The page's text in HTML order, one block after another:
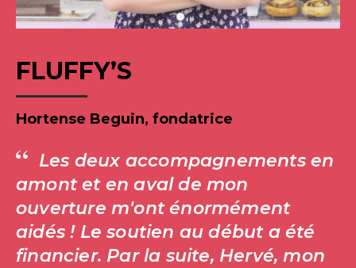
FLUFFY’S
Hortense Beguin, fondatrice
Les deux accompagnements en
amont et en aval de mon
ouverture m'ont énormément
aidés ! Le soutien au début a été
financier. Par la suite, Hervé, mon